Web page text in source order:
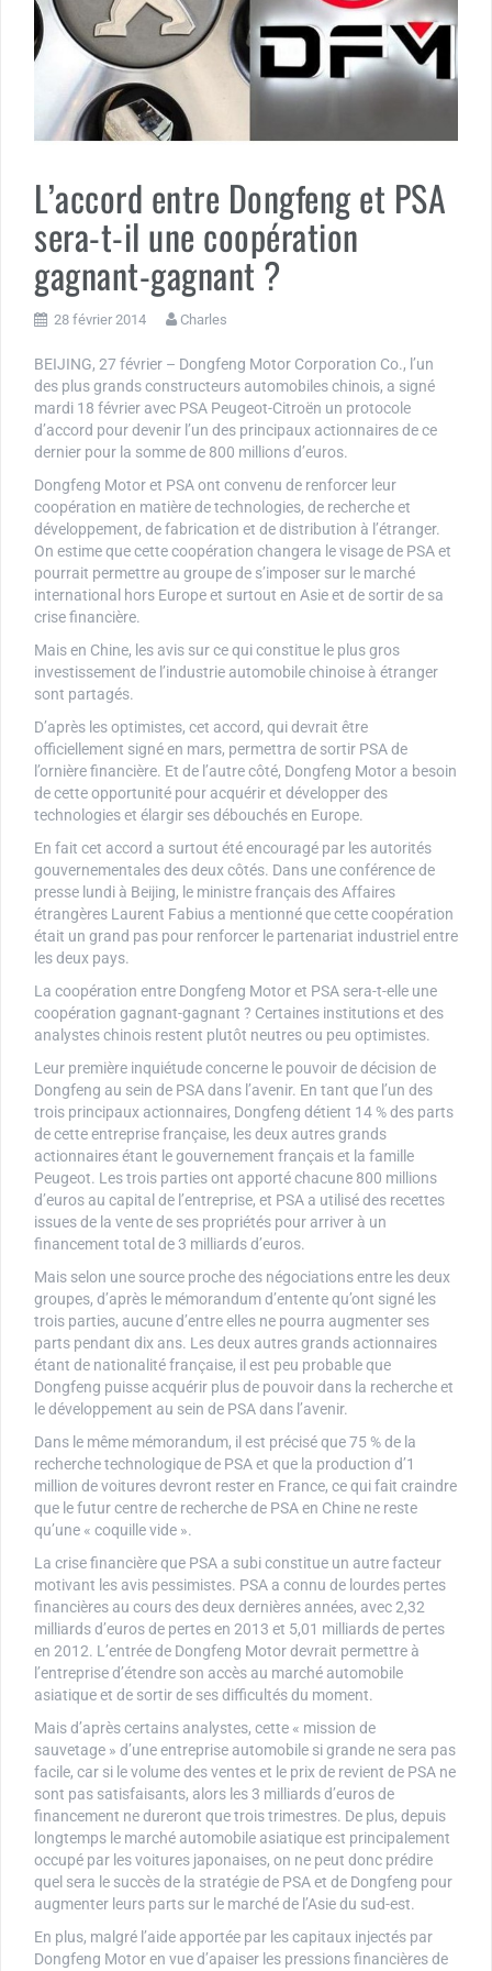
L’accord entre Dongfeng et PSA
sera-t-il une coopération
gagnant-gagnant ?
28 février 2014 Charles
BEIJING, 27 février – Dongfeng Motor Corporation Co., l’un
des plus grands constructeurs automobiles chinois, a signé
mardi 18 février avec PSA Peugeot-Citroën un protocole
d’accord pour devenir l’un des principaux actionnaires de ce
dernier pour la somme de 800 millions d’euros.
Dongfeng Motor et PSA ont convenu de renforcer leur
coopération en matière de technologies, de recherche et
développement, de fabrication et de distribution à l’étranger.
On estime que cette coopération changera le visage de PSA et
pourrait permettre au groupe de s’imposer sur le marché
international hors Europe et surtout en Asie et de sortir de sa
crise financière.
Mais en Chine, les avis sur ce qui constitue le plus gros
investissement de l’industrie automobile chinoise à étranger
sont partagés.
D’après les optimistes, cet accord, qui devrait être
officiellement signé en mars, permettra de sortir PSA de
l’ornière financière. Et de l’autre côté, Dongfeng Motor a besoin
de cette opportunité pour acquérir et développer des
technologies et élargir ses débouchés en Europe.
En fait cet accord a surtout été encouragé par les autorités
gouvernementales des deux côtés. Dans une conférence de
presse lundi à Beijing, le ministre français des Affaires
étrangères Laurent Fabius a mentionné que cette coopération
était un grand pas pour renforcer le partenariat industriel entre
les deux pays.
La coopération entre Dongfeng Motor et PSA sera-t-elle une
coopération gagnant-gagnant ? Certaines institutions et des
analystes chinois restent plutôt neutres ou peu optimistes.
Leur première inquiétude concerne le pouvoir de décision de
Dongfeng au sein de PSA dans l’avenir. En tant que l’un des
trois principaux actionnaires, Dongfeng détient 14 % des parts
de cette entreprise française, les deux autres grands
actionnaires étant le gouvernement français et la famille
Peugeot. Les trois parties ont apporté chacune 800 millions
d’euros au capital de l’entreprise, et PSA a utilisé des recettes
issues de la vente de ses propriétés pour arriver à un
financement total de 3 milliards d’euros.
Mais selon une source proche des négociations entre les deux
groupes, d’après le mémorandum d’entente qu’ont signé les
trois parties, aucune d’entre elles ne pourra augmenter ses
parts pendant dix ans. Les deux autres grands actionnaires
étant de nationalité française, il est peu probable que
Dongfeng puisse acquérir plus de pouvoir dans la recherche et
le développement au sein de PSA dans l’avenir.
Dans le même mémorandum, il est précisé que 75 % de la
recherche technologique de PSA et que la production d’1
million de voitures devront rester en France, ce qui fait craindre
que le futur centre de recherche de PSA en Chine ne reste
qu’une « coquille vide ».
La crise financière que PSA a subi constitue un autre facteur
motivant les avis pessimistes. PSA a connu de lourdes pertes
financières au cours des deux dernières années, avec 2,32
milliards d’euros de pertes en 2013 et 5,01 milliards de pertes
en 2012. L’entrée de Dongfeng Motor devrait permettre à
l’entreprise d’étendre son accès au marché automobile
asiatique et de sortir de ses difficultés du moment.
Mais d’après certains analystes, cette « mission de
sauvetage » d’une entreprise automobile si grande ne sera pas
facile, car si le volume des ventes et le prix de revient de PSA ne
sont pas satisfaisants, alors les 3 milliards d’euros de
financement ne dureront que trois trimestres. De plus, depuis
longtemps le marché automobile asiatique est principalement
occupé par les voitures japonaises, on ne peut donc prédire
quel sera le succès de la stratégie de PSA et de Dongfeng pour
augmenter leurs parts sur le marché de l’Asie du sud-est.
En plus, malgré l’aide apportée par les capitaux injectés par
Dongfeng Motor en vue d’apaiser les pressions financières de